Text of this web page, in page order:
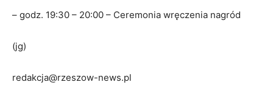
– godz. 19:30 – 20:00 – Ceremonia wręczenia nagród
(jg)
redakcja@rzeszow-news.pl